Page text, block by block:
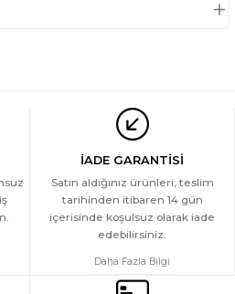
İADE GARANTİSİ
Satın aldığınız ürünleri, teslim
tarihinden itibaren 14 gün
içerisinde koşulsuz olarak iade
edebilirsiniz.
Daha Fazla Bilgi